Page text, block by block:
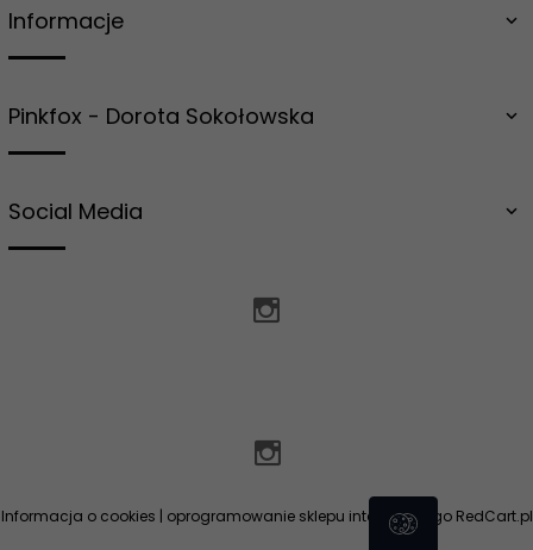
Informacje
Pinkfox - Dorota Sokołowska
zamowienia@salongrzejnikow.pl
Social Media
Informacja o cookies | oprogramowanie sklepu internetowegoRedCart.pl